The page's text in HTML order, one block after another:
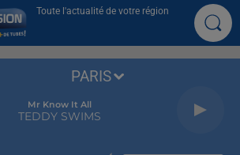
Toute l'actualité de votre région
Mr Know It All
TEDDY SWIMS
PARIS